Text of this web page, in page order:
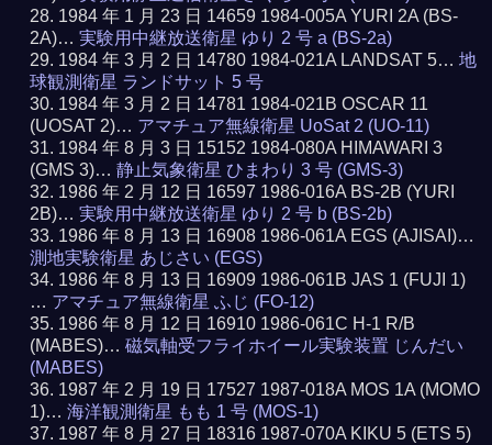
1984 年 1 月 23 日 14659 1984-005A YURI 2A (BS-
2A)…実験用中継放送衛星 ゆり 2 号 a (BS-2a)
1984 年 3 月 2 日 14780 1984-021A LANDSAT 5…地
球観測衛星 ランドサット 5 号
1984 年 3 月 2 日 14781 1984-021B OSCAR 11
(UOSAT 2)… アマチュア無線衛星 UoSat 2 (UO-11)
1984 年 8 月 3 日 15152 1984-080A HIMAWARI 3
(GMS 3)…静止気象衛星 ひまわり 3 号 (GMS-3)
1986 年 2 月 12 日 16597 1986-016A BS-2B (YURI
2B)…実験用中継放送衛星 ゆり 2 号 b (BS-2b)
1986 年 8 月 13 日 16908 1986-061A EGS (AJISAI)…
測地実験衛星 あじさい (EGS)
1986 年 8 月 13 日 16909 1986-061B JAS 1 (FUJI 1)
… アマチュア無線衛星 ふじ (FO-12)
1986 年 8 月 12 日 16910 1986-061C H-1 R/B
(MABES)…磁気軸受フライホイール実験装置 じんだい
(MABES)
1987 年 2 月 19 日 17527 1987-018A MOS 1A (MOMO
1)…海洋観測衛星 もも 1 号 (MOS-1)
1987 年 8 月 27 日 18316 1987-070A KIKU 5 (ETS 5)